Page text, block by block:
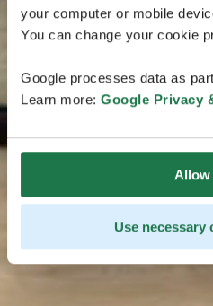
your computer or mobile
You can change your cookie
Google processes data as
Learn more: Google Privacy
Allow
Use necessary